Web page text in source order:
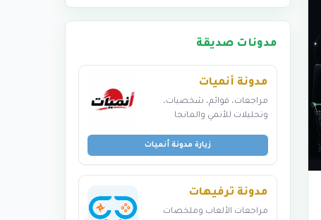
مدونات صديقة
مدونة أنميات
مراجعات، قوائم، شخصيات،
وتحليلات للأنمي والمانجا
زيارة مدونة أنميات
مدونة ترفيهات
مراجعات الألعاب وملخصات